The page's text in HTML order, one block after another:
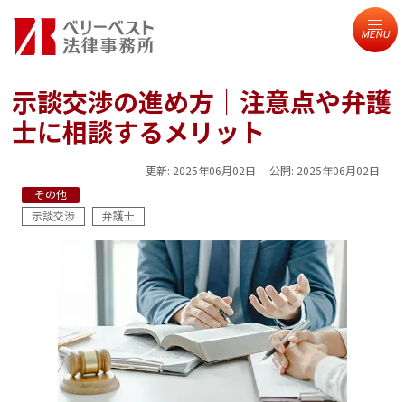
MENU
示談交渉の進め方｜注意点や弁護
士に相談するメリット
更新: 2025年06月02日 公開: 2025年06月02日
その他
示談交渉
弁護士